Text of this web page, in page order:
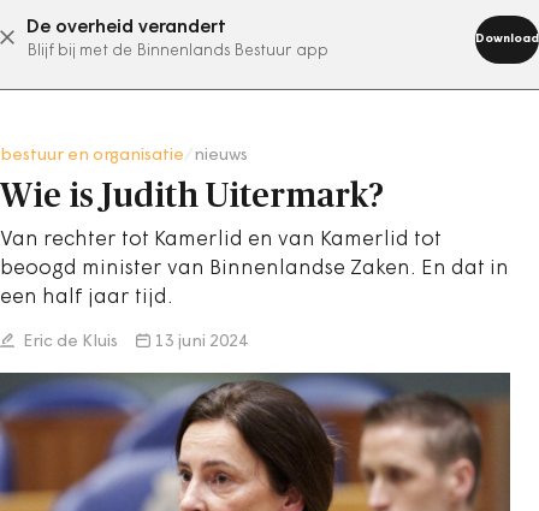
De overheid verandert
Blijf bij met de Binnenlands Bestuur app
Download
abonneer nu
bestuur en organisatie nieuws
Wie is Judith Uitermark?
Van rechter tot Kamerlid en van Kamerlid tot
beoogd minister van Binnenlandse Zaken. En dat in
een half jaar tijd.
Eric de Kluis 13 juni 2024